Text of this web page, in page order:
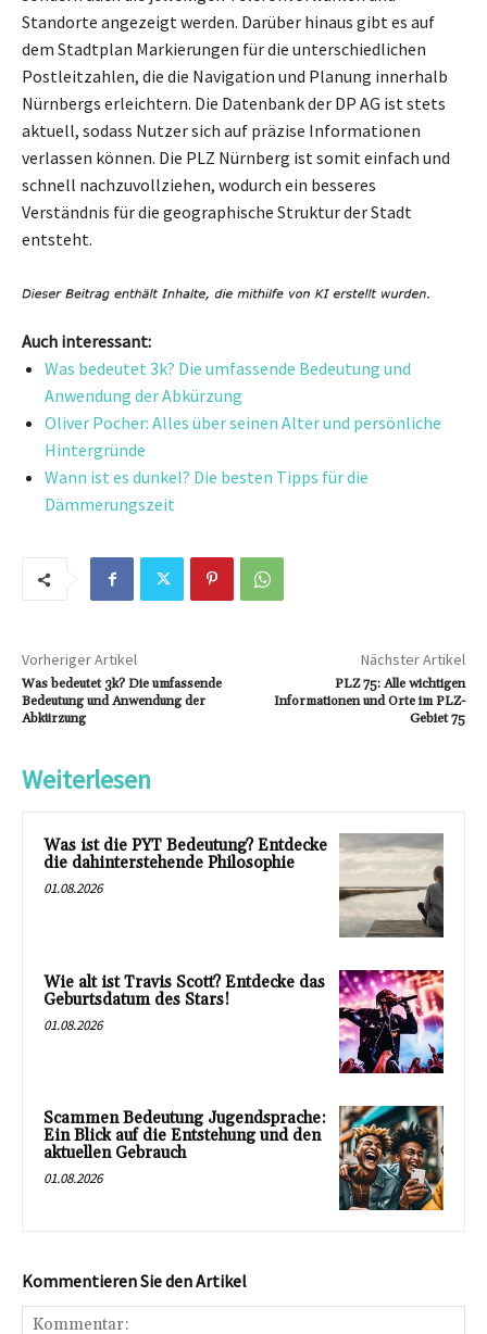
Standorte angezeigt werden. Darüber hinaus gibt es auf
dem Stadtplan Markierungen für die unterschiedlichen
Postleitzahlen, die die Navigation und Planung innerhalb
Nürnbergs erleichtern. Die Datenbank der DP AG ist stets
aktuell, sodass Nutzer sich auf präzise Informationen
verlassen können. Die PLZ Nürnberg ist somit einfach und
schnell nachzuvollziehen, wodurch ein besseres
Verständnis für die geographische Struktur der Stadt
entsteht.
Auch interessant:
Was bedeutet 3k? Die umfassende Bedeutung und
Anwendung der Abkürzung
Oliver Pocher: Alles über seinen Alter und persönliche
Hintergründe
Wann ist es dunkel? Die besten Tipps für die
Dämmerungszeit
Vorheriger Artikel
Was bedeutet 3k? Die umfassende
Bedeutung und Anwendung der
Abkürzung
Nächster Artikel
PLZ 75: Alle wichtigen
Informationen und Orte im PLZ-
Gebiet 75
Weiterlesen
Was ist die PYT Bedeutung? Entdecke
die dahinterstehende Philosophie
01.08.2026
Wie alt ist Travis Scott? Entdecke das
Geburtsdatum des Stars!
01.08.2026
Scammen Bedeutung Jugendsprache:
Ein Blick auf die Entstehung und den
aktuellen Gebrauch
01.08.2026
Kommentieren Sie den Artikel